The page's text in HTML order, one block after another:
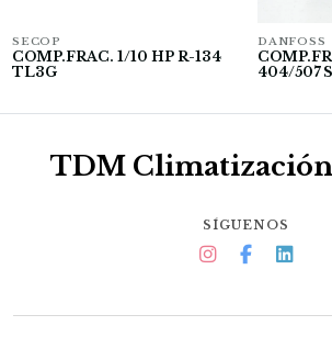
SECOP
COMP.FRAC. 1/10 HP R-134
TL3G
DANFOSS
404/507
TDM
SÍGUENOS